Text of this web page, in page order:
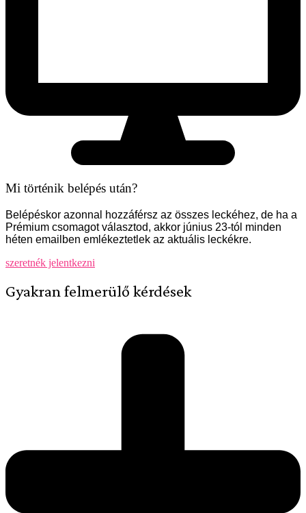
Mi történik belépés után?
Belépéskor azonnal hozzáférsz az összes leckéhez, de ha a
Prémium csomagot választod, akkor június 23-tól minden
héten emailben emlékeztetlek az aktuális leckékre.
szeretnék jelentkezni
Gyakran felmerülő kérdések